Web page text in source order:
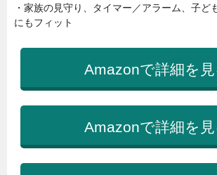
・家族の見守り、タイマー／アラーム、子ど
にもフィット
Amazonで詳細を見
Amazonで詳細を見